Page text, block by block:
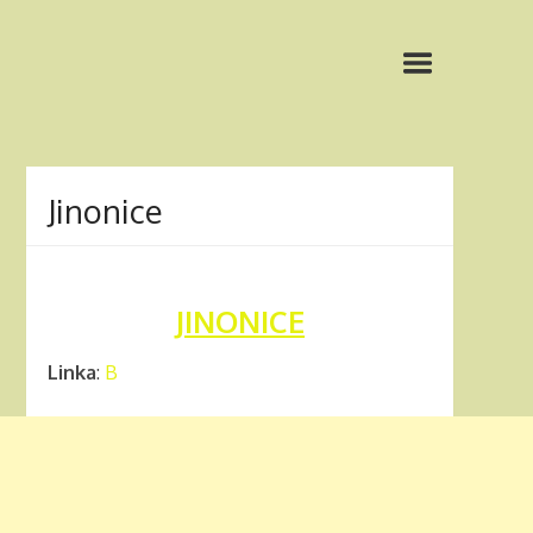
Jinonice
JINONICE
Linka: B